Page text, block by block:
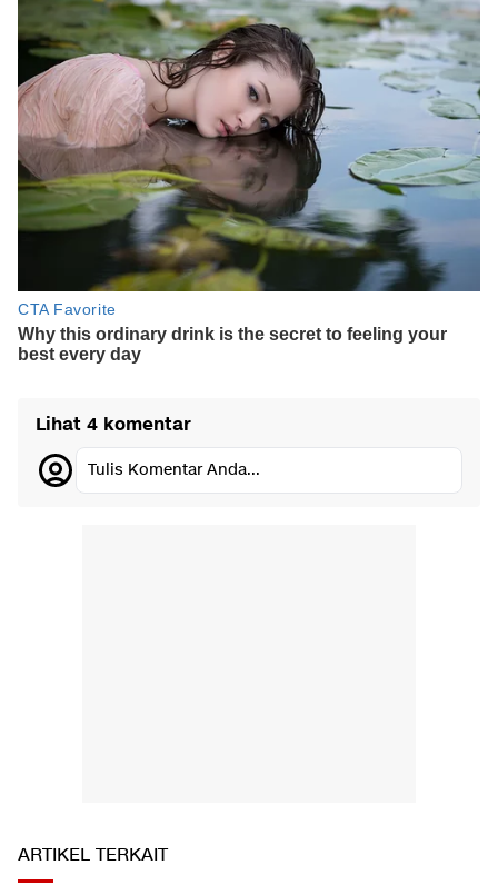
Lihat 4 komentar
Tulis Komentar Anda...
ARTIKEL TERKAIT